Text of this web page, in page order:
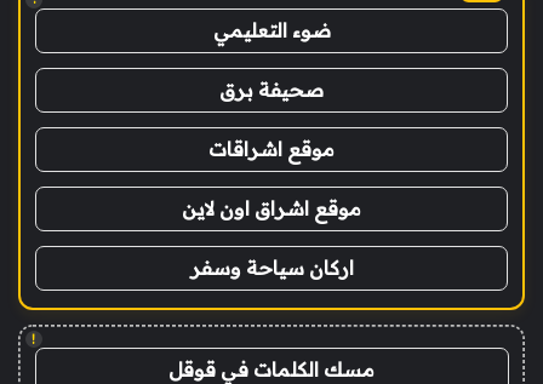
ضوء التعليمي
صحيفة برق
موقع اشراقات
موقع اشراق اون لاين
اركان سياحة وسفر
!
مسك الكلمات في قوقل